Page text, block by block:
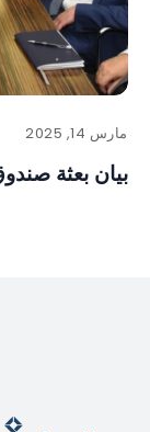
مارس 14, 2025
بيان بعثة